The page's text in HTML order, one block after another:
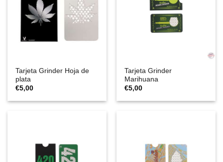
Tarjeta Grinder Hoja de
plata
€5,00
Tarjeta Grinder
Marihuana
€5,00